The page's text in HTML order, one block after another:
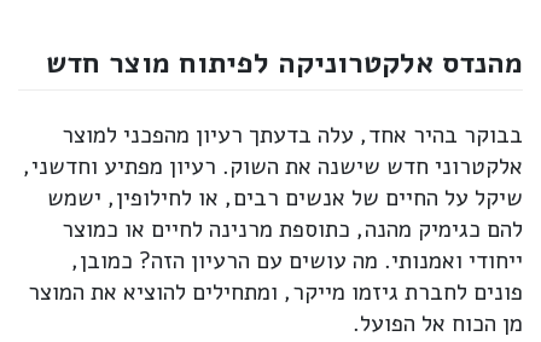
מהנדס אלקטרוניקה לפיתוח מוצר חדש
בבוקר בהיר אחד, עלה בדעתך רעיון מהפכני למוצר
אלקטרוני חדש שישנה את השוק. רעיון מפתיע וחדשני,
שיקל על החיים של אנשים רבים, או לחילופין, ישמש
להם כגימיק מהנה, כתוספת מרנינה לחיים או כמוצר
ייחודי ואמנותי. מה עושים עם הרעיון הזה? כמובן,
פונים לחברת גיזמו מייקר, ומתחילים להוציא את המוצר
מן הכוח אל הפועל.